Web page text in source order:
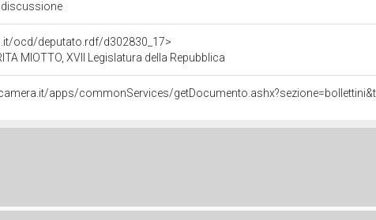
discussione
ocd/deputato.rdf/d302830_17>
MIOTTO, XVII Legislatura della Repubblica